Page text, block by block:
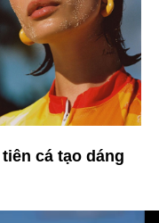
cá tạo dáng